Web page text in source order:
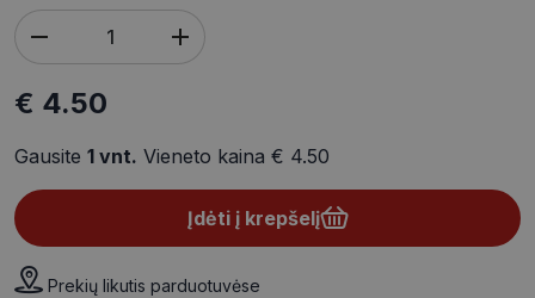
€ 4.50
Gausite 1 vnt. Vieneto kaina € 4.50
Įdėti į krepšelį
Prekių likutis parduotuvėse